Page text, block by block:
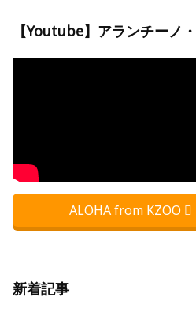
【Youtube】アランチーノ
ALOHA from KZOO
新着記事